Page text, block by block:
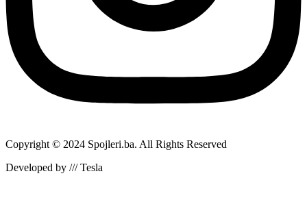
Copyright © 2024 Spojleri.ba. All Rights Reserved
Developed by /// Tesla